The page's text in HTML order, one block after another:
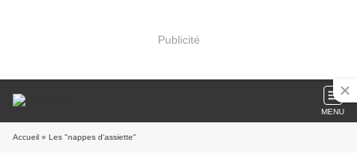
Publicité
MENU
Accueil » Les "nappes d'assiette"